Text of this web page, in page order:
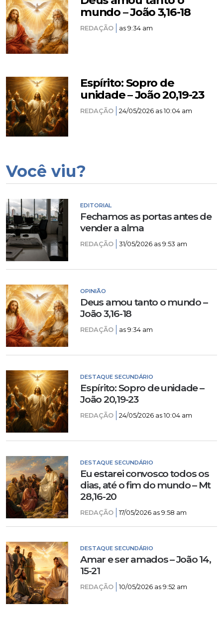
mundo – João 3,16-18
REDAÇÃO as 9:34 am
Espírito: Sopro de
unidade – João 20,19-23
REDAÇÃO 24/05/2026 as 10:04 am
Você viu?
EDITORIAL
Fechamos as portas antes de
vender a alma
REDAÇÃO 31/05/2026 as 9:53 am
OPINIÃO
Deus amou tanto o mundo –
João 3,16-18
REDAÇÃO as 9:34 am
DESTAQUE SECUNDÁRIO
Espírito: Sopro de unidade –
João 20,19-23
REDAÇÃO 24/05/2026 as 10:04 am
DESTAQUE SECUNDÁRIO
Eu estarei convosco todos os
dias, até o fim do mundo – Mt
28,16-20
REDAÇÃO 17/05/2026 as 9:58 am
DESTAQUE SECUNDÁRIO
Amar e ser amados – João 14,
15-21
REDAÇÃO 10/05/2026 as 9:52 am